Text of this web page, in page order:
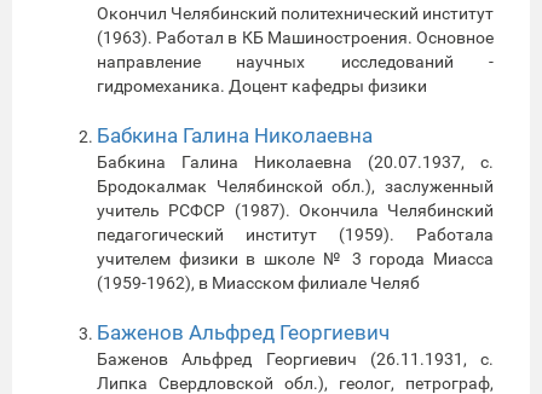
Окончил Челябинский политехнический институт
(1963). Работал в КБ Машиностроения. Основное
направление научных исследований -
гидромеханика. Доцент кафедры физики
Бабкина Галина Николаевна
Бабкина Галина Николаевна (20.07.1937, с.
Бродокалмак Челябинской обл.), заслуженный
учитель РСФСР (1987). Окончила Челябинский
педагогический институт (1959). Работала
учителем физики в школе № 3 города Миасса
(1959-1962), в Миасском филиале Челяб
Баженов Альфред Георгиевич
Баженов Альфред Георгиевич (26.11.1931, с.
Липка Свердловской обл.), геолог, петрограф,